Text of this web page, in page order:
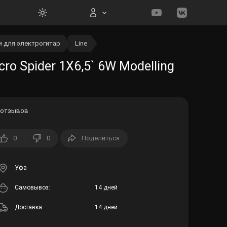
для электрогитар Line
Spider 1X6,5` 6W Modelling
0 0 Поделиться
Уфа
Cамовывоз: 14 дней
Доставка: 14 дней